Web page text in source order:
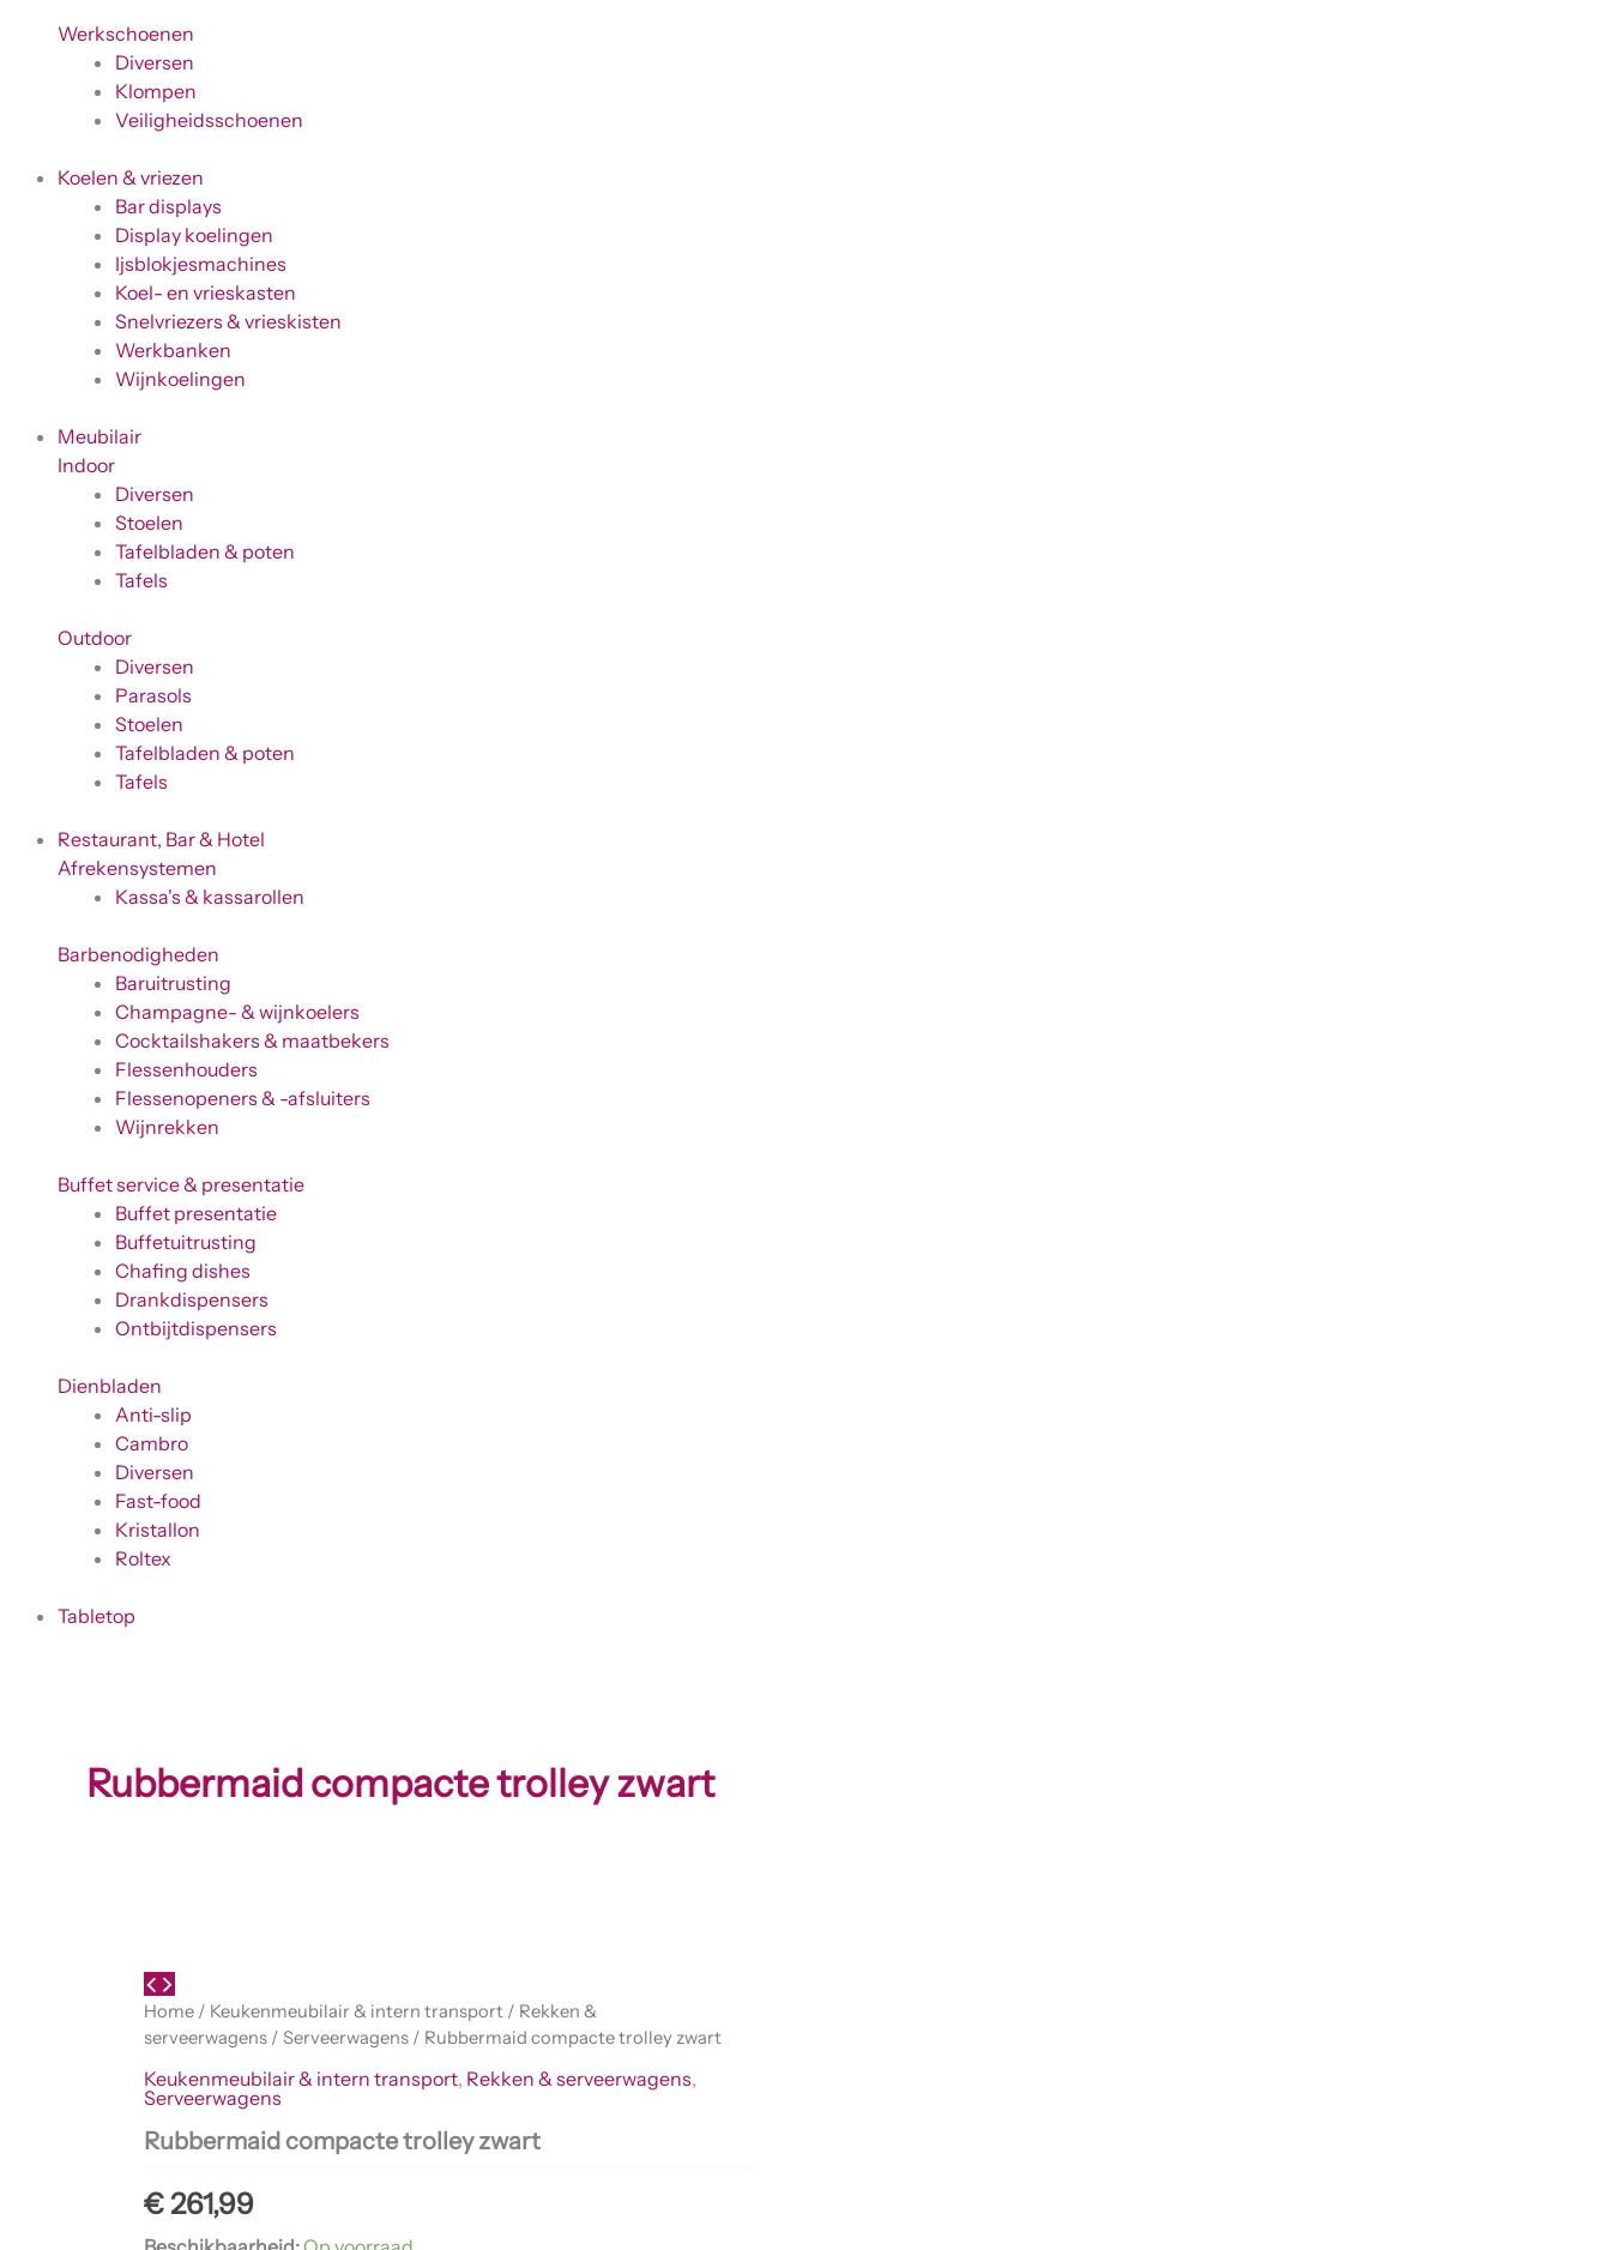
Werkschoenen
Diversen
Klompen
Veiligheidsschoenen
Koelen & vriezen
Bar displays
Display koelingen
Ijsblokjesmachines
Koel- en vrieskasten
Snelvriezers & vrieskisten
Werkbanken
Wijnkoelingen
Meubilair
Indoor
Diversen
Stoelen
Tafelbladen & poten
Tafels
Outdoor
Diversen
Parasols
Stoelen
Tafelbladen & poten
Tafels
Restaurant, Bar & Hotel
Afrekensystemen
Kassa's & kassarollen
Barbenodigheden
Baruitrusting
Champagne- & wijnkoelers
Cocktailshakers & maatbekers
Flessenhouders
Flessenopeners & -afsluiters
Wijnrekken
Buffet service & presentatie
Buffet presentatie
Buffetuitrusting
Chafing dishes
Drankdispensers
Ontbijtdispensers
Dienbladen
Anti-slip
Cambro
Diversen
Fast-food
Kristallon
Roltex
Tabletop
Rubbermaid compacte trolley zwart
Home / Keukenmeubilair & intern transport / Rekken &
serveerwagens / Serveerwagens / Rubbermaid compacte trolley zwart
Keukenmeubilair & intern transport, Rekken & serveerwagens,
Serveerwagens
Rubbermaid compacte trolley zwart
€261,99
zwart
aantal